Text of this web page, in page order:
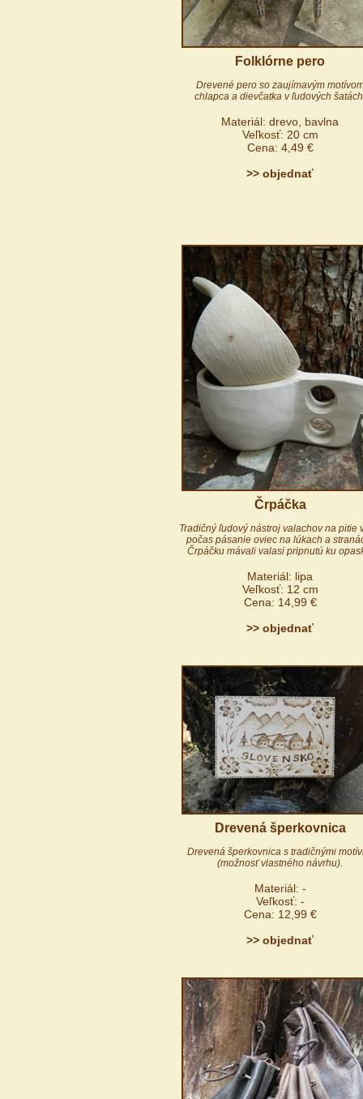
Folklórne pero
Drevené pero so zaujímavým
chlapca a dievčatka v ľudových
Materiál: drevo, bavlna
Veľkosť: 20 cm
Cena: 4,49 €
>> objednať
Črpáčka
Tradičný ľudový nástroj valachov na pitie
počas pásanie oviec na lúkach a
Črpáčku mávali valasi pripnutú ku
Materiál: lipa
Veľkosť: 12 cm
Cena: 14,99 €
>> objednať
Drevená šperkovnica
Drevená šperkovnica s tradičnými
(možnosť vlastného návrhu).
Materiál: -
Veľkosť: -
Cena: 12,99 €
>> objednať